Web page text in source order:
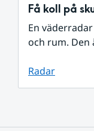
Få koll på
En
och rum. Den
Radar